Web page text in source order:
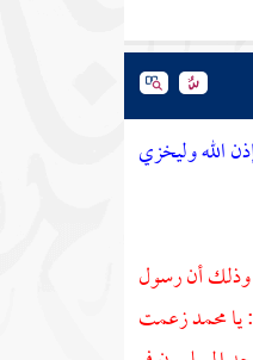
الله وليخزي
وذلك أن رسول
محمدزعمت